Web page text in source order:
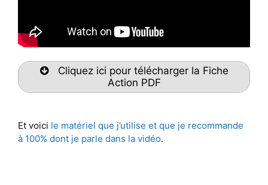
Cliquez ici pour télécharger la Fiche
Action PDF
Et voici le matériel que j’utilise et que je recommande
à 100% dont je parle dans la vidéo.